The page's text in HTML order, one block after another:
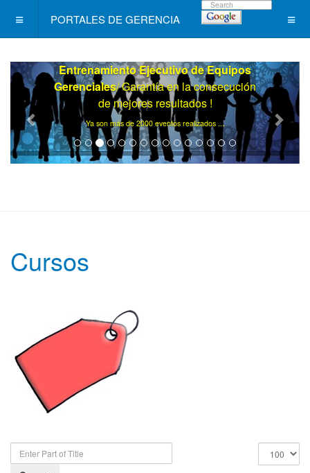
PORTALES DE GERENCIA
Diplomados para Profesionales/
Apalancamiento Ejecutivo probado !
Para Colegios Profesionales ...
Cursos
Enter
Part
Display